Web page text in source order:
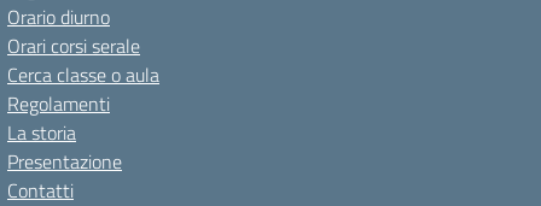
Orario diurno
Orari corsi serale
Cerca classe o aula
Regolamenti
La storia
Presentazione
Contatti